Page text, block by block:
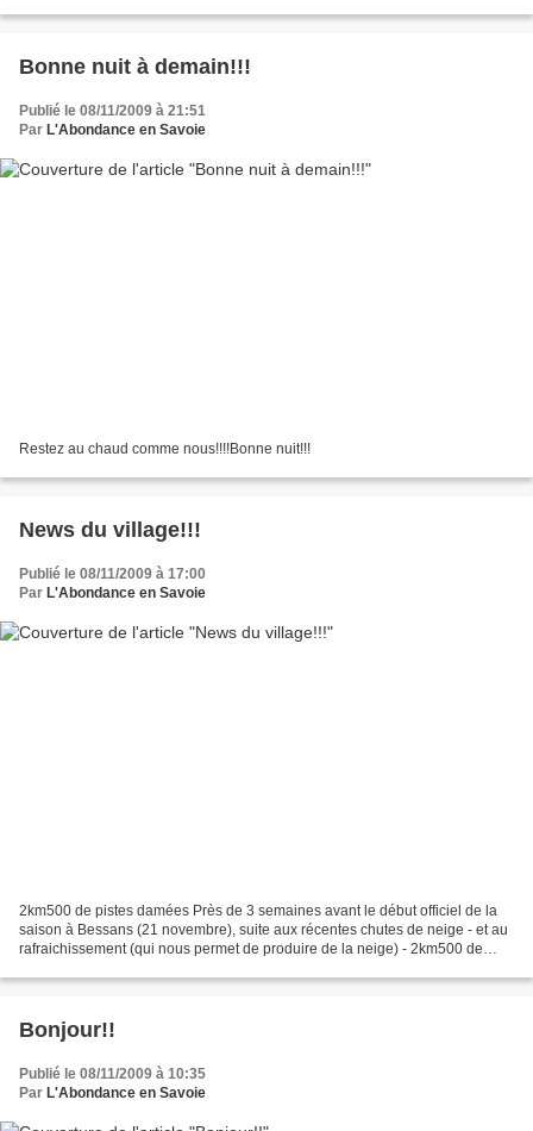
Bonne nuit à demain!!!
Publié le 08/11/2009 à 21:51
Par L'Abondance en Savoie
Restez au chaud comme nous!!!!Bonne nuit!!!
News du village!!!
Publié le 08/11/2009 à 17:00
Par L'Abondance en Savoie
2km500 de pistes damées Près de 3 semaines avant le début officiel de la
saison à Bessans (21 novembre), suite aux récentes chutes de neige - et au
rafraichissement (qui nous permet de produire de la neige) - 2km500 de
Bonjour!!
Publié le 08/11/2009 à 10:35
Par L'Abondance en Savoie